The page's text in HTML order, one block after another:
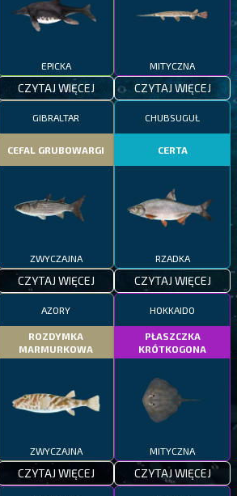
EPICKA
CZYTAJ WIĘCEJ
MITYCZNA
CZYTAJ WIĘCEJ
GIBRALTAR
CEFAL GRUBOWARGI
ZWYCZAJNA
CZYTAJ WIĘCEJ
CHUBSUGUŁ
CERTA
RZADKA
CZYTAJ WIĘCEJ
AZORY
ROZDYMKA
MARMURKOWA
ZWYCZAJNA
CZYTAJ WIĘCEJ
HOKKAIDO
PŁASZCZKA
KRÓTKOGONA
MITYCZNA
CZYTAJ WIĘCEJ